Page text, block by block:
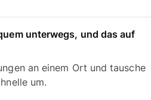
unterwegs, und das auf
an einem Ort und tausche
um.